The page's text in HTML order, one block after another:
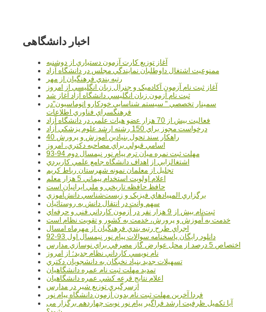
اخبار دانشگاهی
آغاز توزيع کارت آزمون دستياري از دوشنبه
ممنوعيت اشتغال داوطلبان نمايندگي مجلس در دانشگاه آزاد
رتبه بندي فرهنگيان از مهر
آغاز ثبت نام آزمون آکادميک و جنرال زبان انگليسي از امروز
ثبت نام آزمون زبان انگليسي دانشگاه آزاد آغاز شد
سمينار تخصصي " سيستم شناسايي خودکارو اتوماسيون"در
فرهنگسراي فناوري اطلاعات
فعاليت بيش از 70 هزار عضو هيات علمي در دانشگاه آزاد
درخواست مجوز براي 150 رشته ارشد علوم پزشکي آزاد
40 راهکار سند تحول بنيادين آموزش و پرورش
اسامي قبولي براي مصاحبه دکتري، امروز
مهلت ثبت نمره میان ترم پیام نور نیمسال دوم 94-93
اشتغالزايي از اهداف دانشگاه جامع علمي کاربردي
تجليل از معلمان نمونه شهرستان رباط کريم
اعلام اولويت استخدام پيماني 5 هزار معلم
حافظ حافظه تاريخي و ملي ايرانيان است
برگزاري المپيادهاي فيزيک و زيست‌شناسي دانش‌آموزي
سهم وانت در انتقال دانش به روستائيان
ثبت‌نام بيش از 9 هزار نفر در آزمون کارداني فني و حرفه‌اي
خدمت به آموزش و پرورش، خدمت به کشور و تقويت نظام است
اجراي طرح رتبه بندي فرهنگيان از مهرماه امسال
دانلود رایگان پاسخنامه سوالات پیام نور نیمسال اول 93-92
اختصاص 5 درصد از محل عوارض گاز مصرفي براي نوسازي مدارس
نام نويسي کارداني نظام جديد؛ از امروز
تسهيلات جديد بنياد نخبگان به دانشجويان دکتري
تمديد مهلت ثبت نام عمره دانشگاهيان
اعلام نتايج قرعه کشي عمره دانشگاهيان
ازسرگيري توزيع شير در مدارس
فردا آخرین مهلت ثبت نام بدون آزمون دانشگاه پیام نور
آیا تکمیل ظرفیت ارشد فراگیر پیام نور نوبت چهاردهم برگزار می